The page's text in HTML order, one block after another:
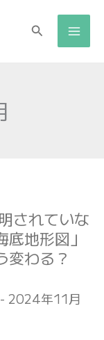
検
されていな
地形図」
変わる？
- 2024年11月